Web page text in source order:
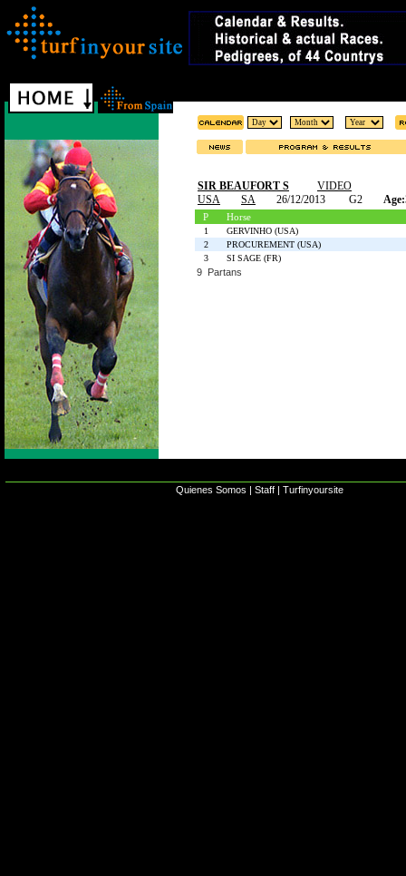
SIR BEAUFORT S
VIDEO
USA
SA 26/12/2013 G2 Age:
P Horse
1
GERVINHO (USA)
2
PROCUREMENT (USA)
3
SI SAGE (FR)
9 Partans
Quienes Somos | Staff | Turfinyoursite